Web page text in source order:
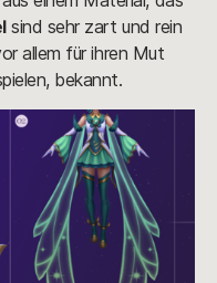
sind sehr zart und rein
allem für ihren Mut
bekannt.